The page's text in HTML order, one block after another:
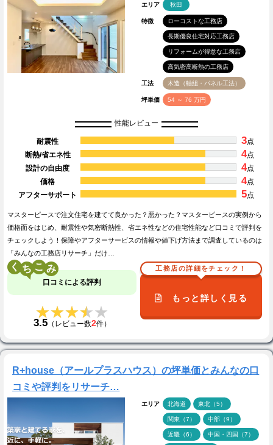
エリア 秋田
特徴 ローコストな工務店
長期優良住宅対応工務店
リフォームが得意な工務店
高気密高断熱の工務店
工法 木造（軸組・パネル工法）
坪単価 54 ～ 76 万円
性能レビュー
耐震性 3点
断熱/省エネ性
4点
設計の自由度
4点
価格
4点
アフターサポート
5点
マスターピースで注文住宅を建てて良かった？悪かった？マスターピースの実例から
価格面をはじめ、耐震性や気密断熱性、省エネ性などの住宅性能など口コミで評判を
チェックしよう！保障やアフターサービスの情報や値下げ方法まで調査しているのは
「みんなの工務店リサーチ」だけ…
く こ
口コミによる評判
★★★★★
★★★★★
3.5（レビュー数2件）
工務店の詳細をチェック！
もっと詳しく見る
R+house（アールプラスハウス）の坪単価とみんなの口
コミや評判をリサーチ…
エリア 北海道 東北（5）
関東（7） 中部（9）
近畿（6） 中国・四国（7）